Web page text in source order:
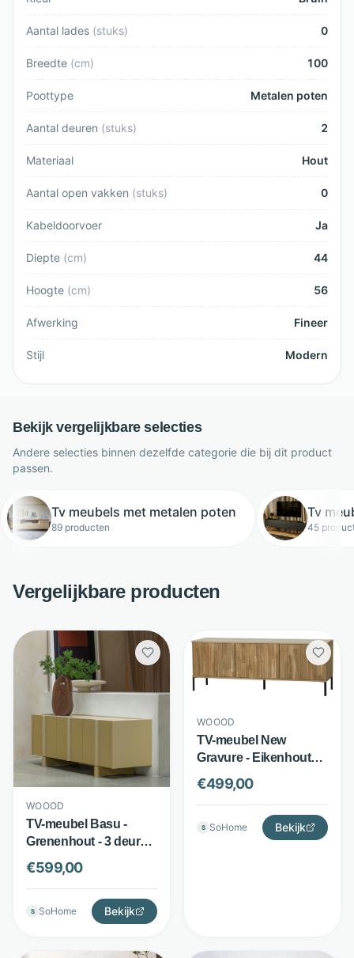
Aantal lades (stuks) 0
Breedte (cm) 100
Poottype Metalen poten
Aantal deuren (stuks) 2
Materiaal Hout
Aantal open vakken (stuks) 0
Kabeldoorvoer Ja
Diepte (cm) 44
Hoogte (cm) 56
Afwerking Fineer
Stijl Modern
Bekijk vergelijkbare selecties
Andere selecties binnen dezelfde categorie die bij dit product
passen.
Tv meubels met metalen poten
89 producten
Tv
45
Vergelijkbare producten
WOOOD
TV-meubel Basu -
Grenenhout - 3 deuren
en open vakken -
Groen - WOOOD
€599,00
S SoHome Bekijk
WOOOD
TV-meubel New
Gravure - Eikenhout
fineer - Reliëf deuren
met push-to-open -
Bruin - WOOOD
€499,00
S SoHome Bekijk